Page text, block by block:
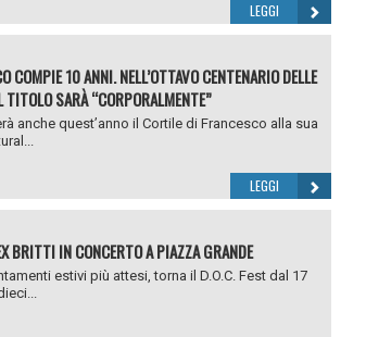
LEGGI
10 ANNI. NELL’OTTAVO CENTENARIO DELLE
SARÀ “CORPORALMENTE”
anche quest’anno il Cortile di Francesco alla sua
LEGGI
BRITTI IN CONCERTO A PIAZZA GRANDE
estivi più attesi, torna il D.O.C. Fest dal 17